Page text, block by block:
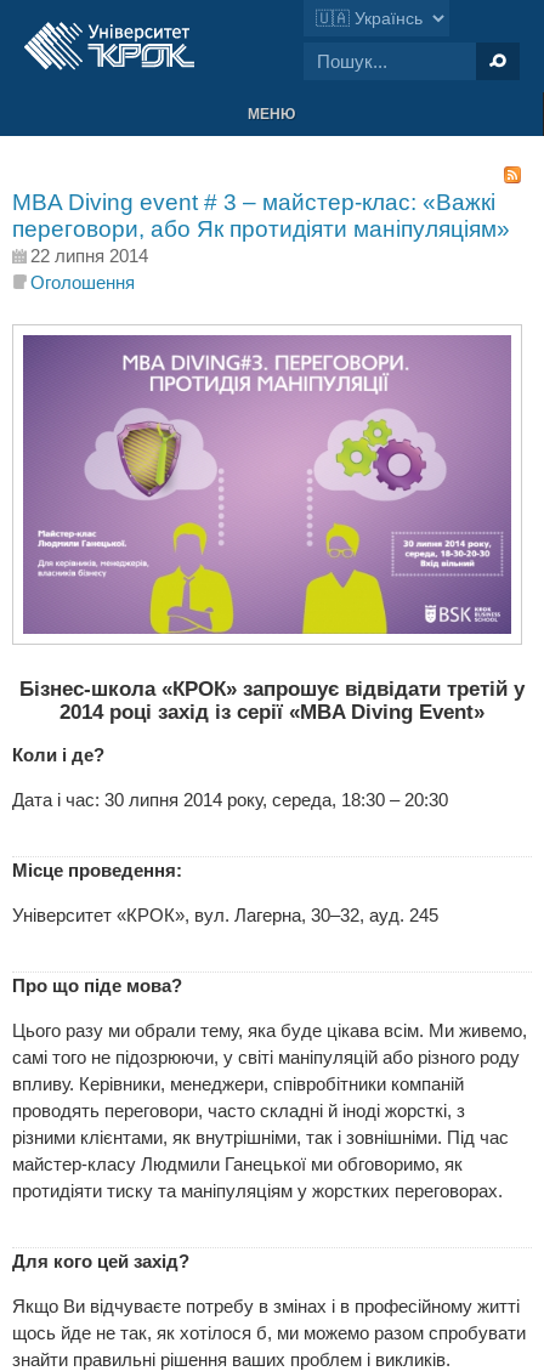
МЕНЮ
MBA Diving еvent # 3 – майстер-клас: «Важкі
переговори, або Як протидіяти маніпуляціям»
22 липня 2014
Оголошення
Бізнес-школа «КРОК» запрошує відвідати третій у
2014 році захід із серії «MBA Diving Event»
Коли і де?
Дата і час: 30 липня 2014 року, середа, 18:30 – 20:30
Місце проведення:
Університет «КРОК», вул. Лагерна, 30–32, ауд. 245
Про що піде мова?
Цього разу ми обрали тему, яка буде цікава всім. Ми живемо,
самі того не підозрюючи, у світі маніпуляцій або різного роду
впливу. Керівники, менеджери, співробітники компаній
проводять переговори, часто складні й іноді жорсткі, з
різними клієнтами, як внутрішніми, так і зовнішніми. Під час
майстер-класу Людмили Ганецької ми обговоримо, як
протидіяти тиску та маніпуляціям у жорстких переговорах.
Для кого цей захід?
Якщо Ви відчуваєте потребу в змінах і в професійному житті
щось йде не так, як хотілося б, ми можемо разом спробувати
знайти правильні рішення ваших проблем і викликів.